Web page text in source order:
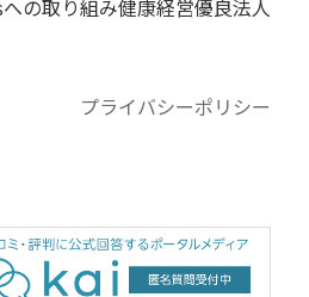
への取り組み健康経営優良法人
プライバシーポリシー